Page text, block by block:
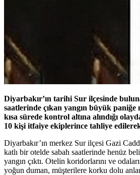
Diyarbakır’ın tarihi Sur ilçesinde
saatlerinde çıkan yangın büyük
kısa sürede kontrol altına alındığı
10 kişi itfaiye ekiplerince tahliye
Diyarbakır’ın merkez Sur ilçesi Gazi
katlı bir otelde sabah saatlerinde henüz
yangın çıktı. Otelin koridorlarını ve
yoğun duman, müşterilere korku dolu anlar